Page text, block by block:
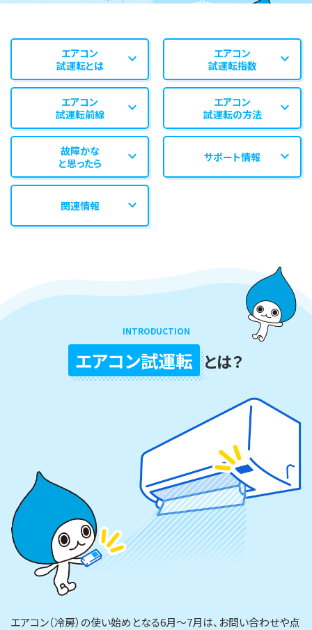
エアコン
試運転とは
expand_more
エアコン
試運転指数
expand_more
エアコン
試運転前線
expand_more
エアコン
試運転の方法
expand_more
故障かな
と思ったら
expand_more サポート情報 expand_more
関連情報 expand_more
INTRODUCTION
エアコン試運転 とは？
エアコン（冷房）の使い始めとなる6月～7月は、お問い合わせや点